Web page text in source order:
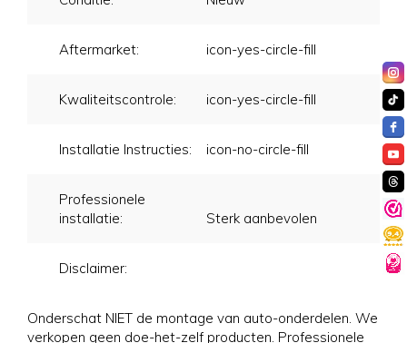
Aftermarket: icon-yes-circle-fill
Kwaliteitscontrole: icon-yes-circle-fill
Installatie Instructies: icon-no-circle-fill
Professionele
installatie:
Sterk aanbevolen
Disclaimer:
Onderschat NIET de montage van auto-onderdelen. We
verkopen geen doe-het-zelf producten. Professionele